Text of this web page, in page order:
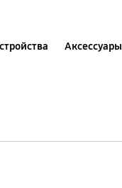
Аксессуары